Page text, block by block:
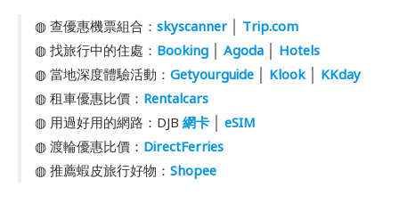
◍ 查優惠機票組合： skyscanner│ Trip.com
◍ 找旅行中的住處： Booking│ Agoda│ Hotels
◍ 當地深度體驗活動： Getyourguide│ Klook│ KKday
◍ 租車優惠比價： Rentalcars
◍ 用過好用的網路：DJB 網卡│ eSIM
◍ 渡輪優惠比價： DirectFerries
◍ 推薦蝦皮旅行好物： Shopee